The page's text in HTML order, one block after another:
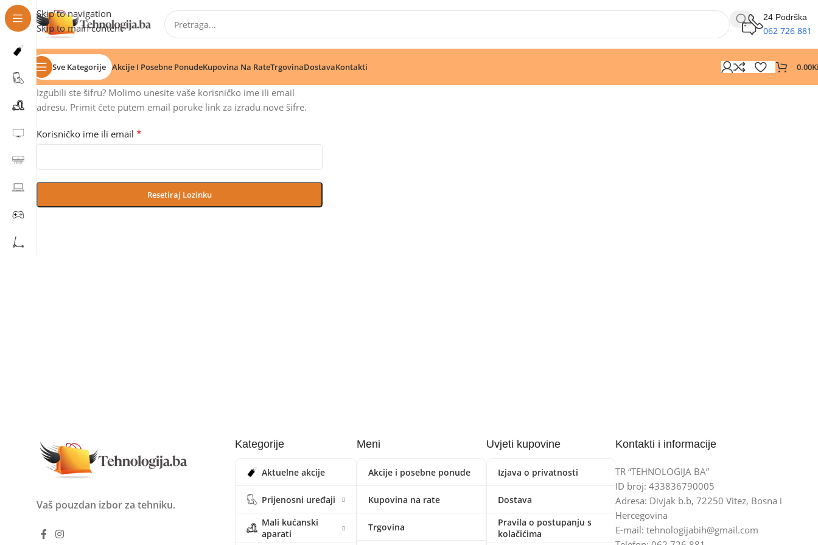
Skip to navigation
Skip to main content
24 Podrška
062 726 881
Sve Kategorije Akcije I Posebne PonudeKupovina Na RateTrgovinaDostavaKontakti 0.00
Izgubili ste šifru? Molimo unesite vaše korisničko ime ili email
adresu. Primit ćete putem email poruke link za izradu nove šifre.
Korisničko ime ili email *
Resetiraj Lozinku
Vaš pouzdan izbor za tehniku.
Kategorije
Aktuelne akcije
Prijenosni uređaji
Mali kućanski
aparati
Meni
Akcije i posebne ponude
Kupovina na rate
Trgovina
Uvjeti kupovine
Izjava o privatnosti
Dostava
Pravila o postupanju s
kolačićima
Kontakti i informacije
TR “TEHNOLOGIJA BA”
ID broj: 433836790005
Adresa: Divjak b.b, 72250 Vitez, Bosna i
Hercegovina
E-mail: tehnologijabih@gmail.com